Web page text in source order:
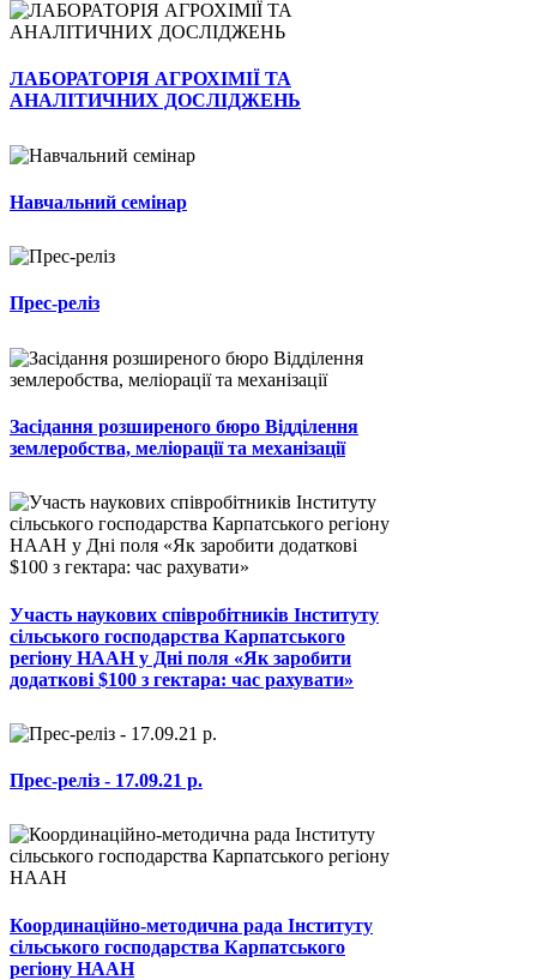
ЛАБОРАТОРІЯ АГРОХІМІЇ ТА
АНАЛІТИЧНИХ ДОСЛІДЖЕНЬ
Навчальний семінар
Прес-реліз
Засідання розширеного бюро Відділення
землеробства, меліорації та механізації
Участь наукових співробітників Інституту
сільського господарства Карпатського
регіону НААН у Дні поля «Як заробити
додаткові $100 з гектара: час рахувати»
Прес-реліз - 17.09.21 р.
Координаційно-методична рада Інституту
сільського господарства Карпатського
регіону НААН